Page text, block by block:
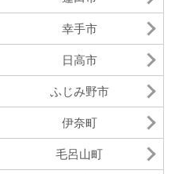
幸手市
日高市
ふじみ野市
伊奈町
毛呂山町